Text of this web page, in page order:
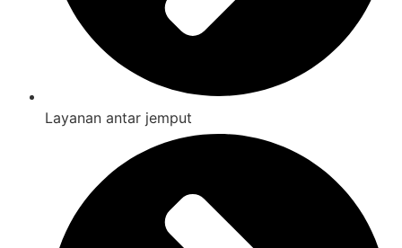
Layanan antar jemput